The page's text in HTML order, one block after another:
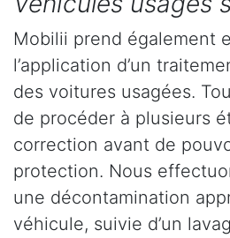
Mobilii prend également
l’application d’un
des voitures usagées.
de procéder à plusieurs
correction avant de
protection. Nous
une décontamination
véhicule, suivie d’un